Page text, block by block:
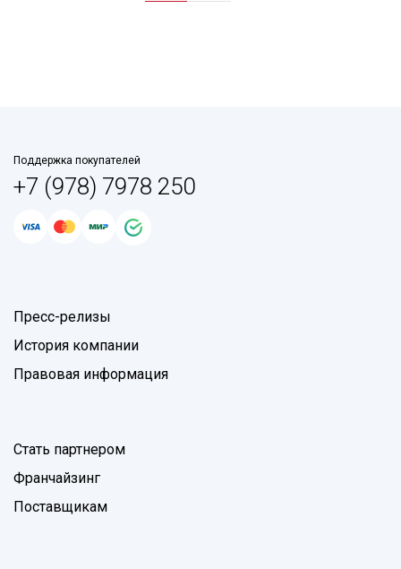
Поддержка покупателей
+7 (978) 7978 250
Пресс-релизы
История компании
Правовая информация
Стать партнером
Франчайзинг
Поставщикам